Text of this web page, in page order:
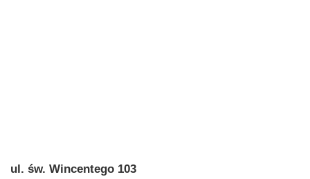
ul. św. Wincentego 103